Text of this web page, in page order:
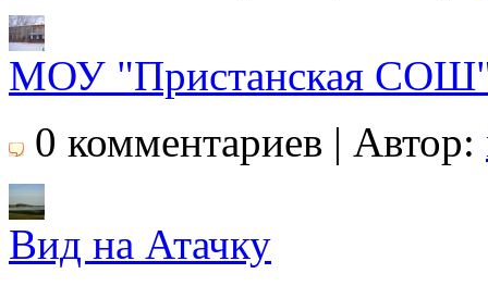
МОУ "Пристанская
0 комментариев | Автор:
Вид на Атачку